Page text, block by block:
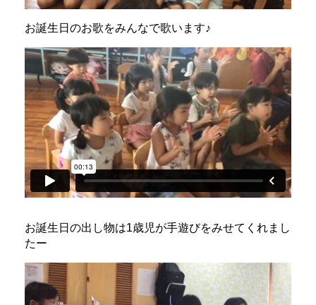
お誕生日のお歌をみんなで歌います♪
お誕生日の出し物は1歳児が手遊びをみせてくれまし
たー